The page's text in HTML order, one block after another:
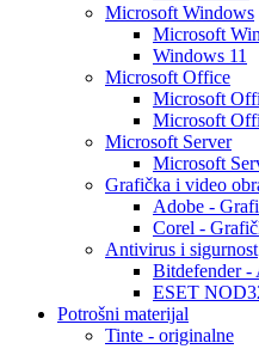
Microsoft Windows
Microsoft
Windows 11
Microsoft Office
Microsoft
Microsoft
Microsoft Server
Microsoft
Grafička i video
Adobe -
Corel -
Antivirus i sigurnost
Bitdefender -
ESET
Potrošni materijal
Tinte - originalne